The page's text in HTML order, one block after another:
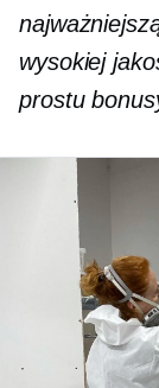
wysokiej
prostu